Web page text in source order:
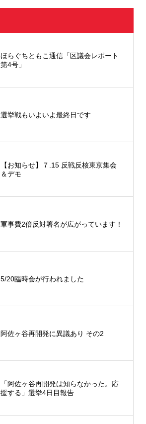
ほらぐちともこ通信「区議会レポート
第4号」
選挙戦もいよいよ最終日です
【お知らせ】７.15 反戦反核東京集会
＆デモ
軍事費2倍反対署名が広がっています！
5/20臨時会が行われました
阿佐ヶ谷再開発に異議あり その2
「阿佐ヶ谷再開発は知らなかった。応
援する」選挙4日目報告